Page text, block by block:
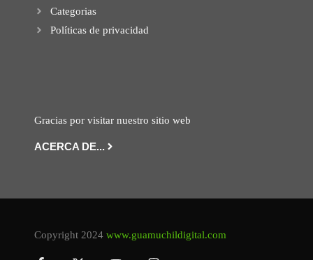
Categorias
Políticas de privacidad
Gracias por visitar nuestro sitio web
ACERCA DE...
Copyright 2024 www.guamuchildigital.com